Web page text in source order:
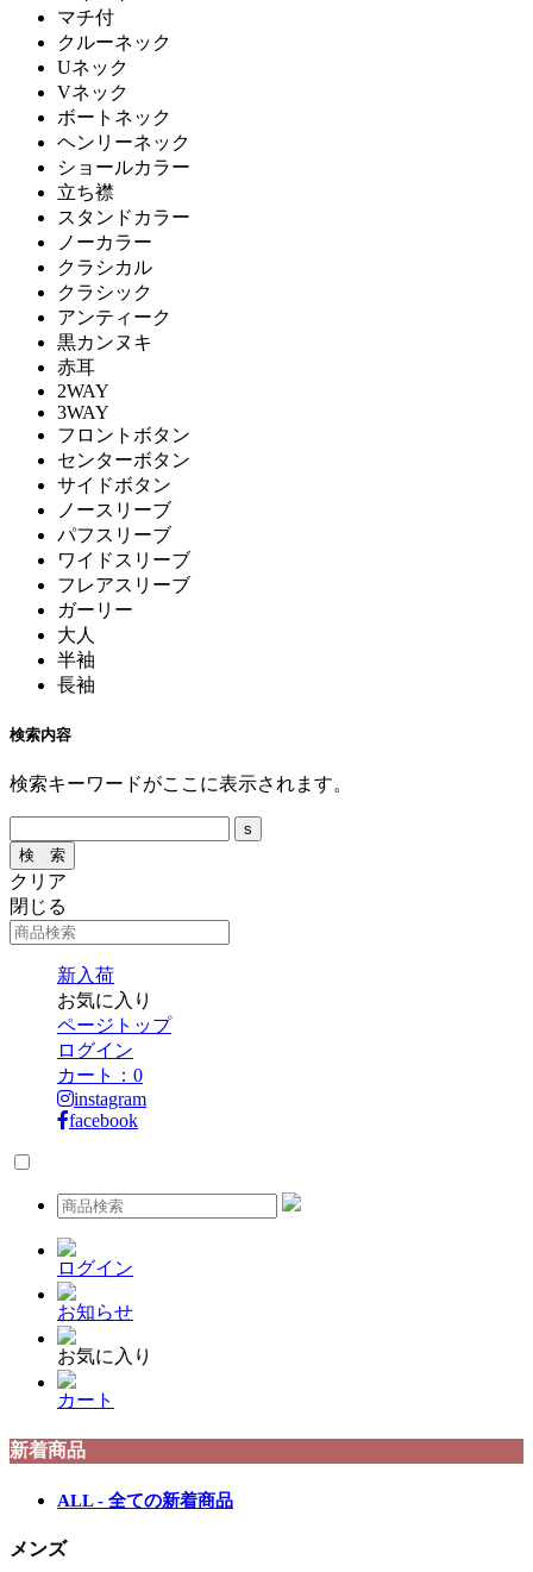
マチ付
クルーネック
Uネック
Vネック
ボートネック
ヘンリーネック
ショールカラー
立ち襟
スタンドカラー
ノーカラー
クラシカル
クラシック
アンティーク
黒カンヌキ
赤耳
2WAY
3WAY
フロントボタン
センターボタン
サイドボタン
ノースリーブ
パフスリーブ
ワイドスリーブ
フレアスリーブ
ガーリー
大人
半袖
長袖
検索内容
検索キーワードがここに表示されます。
クリア
閉じる
新入荷
お気に入り
ページトップ
ログイン
カート： 0
instagram
facebook
ログイン
お知らせ
お気に入り
カート
新着商品
ALL - 全ての新着商品
メンズ